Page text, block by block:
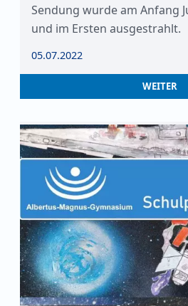
Sendung wurde am Anfang
und im Ersten ausgestrahlt.
05.07.2022
WEITER